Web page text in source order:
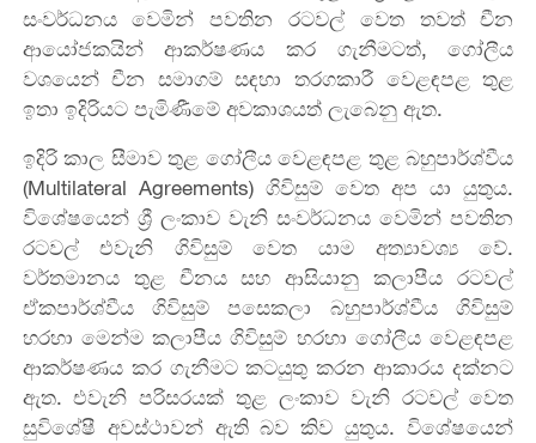
සංවර්ධනය වෙමින් පවතින රටවල් වෙත තවත් චීන
ආයෝජකයින් ආකර්ෂණය කර ගැනීමටත්, ගෝලීය
වශයෙන් චීන සමාගම් සඳහා තරගකාරී වෙළඳපළ තුළ
ඉතා ඉදිරියට පැමිණීමේ අවකාශයත් ලැබෙනු ඇත.
ඉදිරි කාල සීමාව තුළ ගෝලීය වෙළඳපළ තුළ බහුපාර්ශ්වීය
(Multilateral Agreements)ගිවිසුම් වෙත අප යා යුතුය.
විශේෂයෙන් ශ්‍රී ලංකාව වැනි සංවර්ධනය වෙමින් පවතින
රටවල් එවැනි ගිවිසුම් වෙත යාම අත්‍යාවශ්‍ය වේ.
වර්තමානය තුළ චීනය සහ ආසියානු කලාපීය රටවල්
ඒකපාර්ශ්වීය ගිවිසුම් පසෙකලා බහුපාර්ශ්වීය ගිවිසුම්
හරහා මෙන්ම කලාපීය ගිවිසුම් හරහා ගෝලීය වෙළඳපළ
ආකර්ෂණය කර ගැනීමට කටයුතු කරන ආකාරය දක්නට
ඇත. එවැනි පරිසරයක් තුළ ලංකාව වැනි රටවල් වෙත
සුවිශේෂී අවස්ථාවන් ඇති බව කිව යුතුය. විශේෂයෙන්